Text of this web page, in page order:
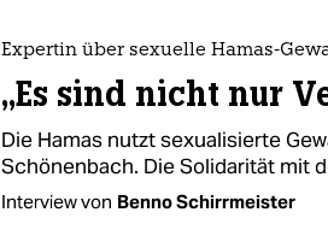
gesellschaft
kultur
Expertin über sexuelle Hamas-
„Es sind nicht nur
Die Hamas nutzt sexualisierte
Schönenbach. Die Solidarität mit
Interview von Benno Schirrmeister